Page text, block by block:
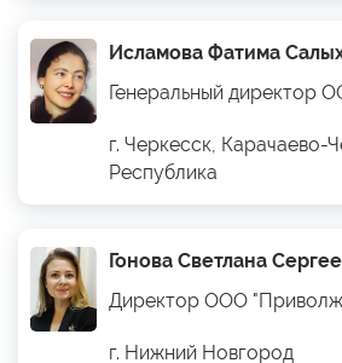
Исламова Фатима
Генеральный директор
г. Черкесск, Карачаево-
Республика
Гонова Светлана
Директор ООО
г. Нижний Новгород